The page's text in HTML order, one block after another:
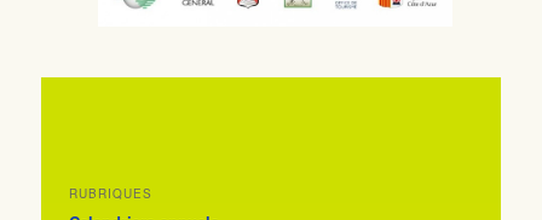
RUBRIQUES